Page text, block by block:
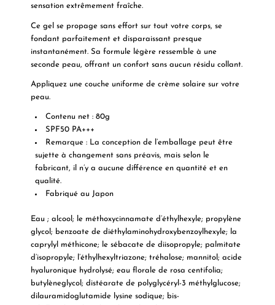
sensation extrêmement fraîche.
Ce gel se propage sans effort sur tout votre corps, se
fondant parfaitement et disparaissant presque
instantanément. Sa formule légère ressemble à une
seconde peau, offrant un confort sans aucun résidu collant.
Appliquez une couche uniforme de crème solaire sur votre
peau.
Contenu net : 80g
SPF50 PA+++
Remarque : La conception de l’emballage peut être
sujette à changement sans préavis, mais selon le
fabricant, il n’y a aucune différence en quantité et en
qualité.
Fabriqué au Japon
Eau ; alcool; le méthoxycinnamate d’éthylhexyle; propylène
glycol; benzoate de diéthylaminohydroxybenzoylhexyle; la
caprylyl méthicone; le sébacate de diisopropyle; palmitate
d’isopropyle; l’éthylhexyltriazone; tréhalose; mannitol; acide
hyaluronique hydrolysé; eau florale de rosa centifolia;
butylèneglycol; distéarate de polyglycéryl-3 méthylglucose;
dilauramidoglutamide lysine sodique; bis-